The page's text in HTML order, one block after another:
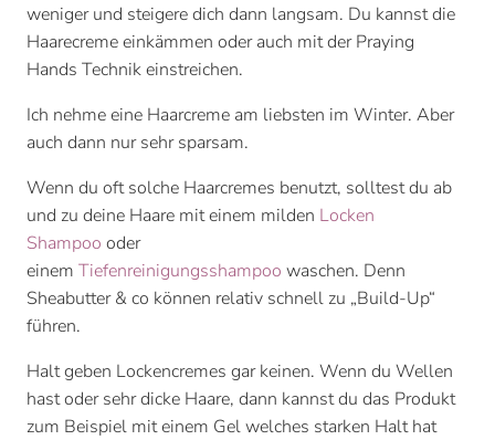
weniger und steigere dich dann langsam. Du kannst die
Haarecreme einkämmen oder auch mit der Praying
Hands Technik einstreichen.
Ich nehme eine Haarcreme am liebsten im Winter. Aber
auch dann nur sehr sparsam.
Wenn du oft solche Haarcremes benutzt, solltest du ab
und zu deine Haare mit einem milden Locken
Shampoo oder
einem Tiefenreinigungsshampoo waschen. Denn
Sheabutter & co können relativ schnell zu „Build-Up“
führen.
Halt geben Lockencremes gar keinen. Wenn du Wellen
hast oder sehr dicke Haare, dann kannst du das Produkt
zum Beispiel mit einem Gel welches starken Halt hat